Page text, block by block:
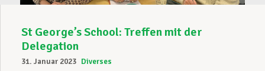
St George’s School: Treffen mit der
Delegation
31. Januar 2023 Diverses